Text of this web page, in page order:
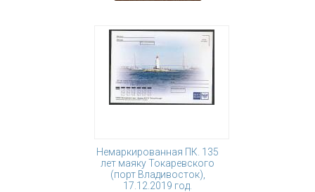
Немаркированная ПК. 135
лет маяку Токаревского
(порт Владивосток),
17.12.2019 год.